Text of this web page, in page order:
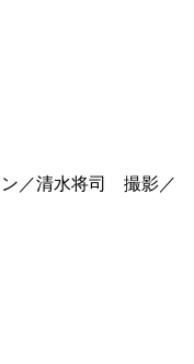
ン／清水将司 撮影／